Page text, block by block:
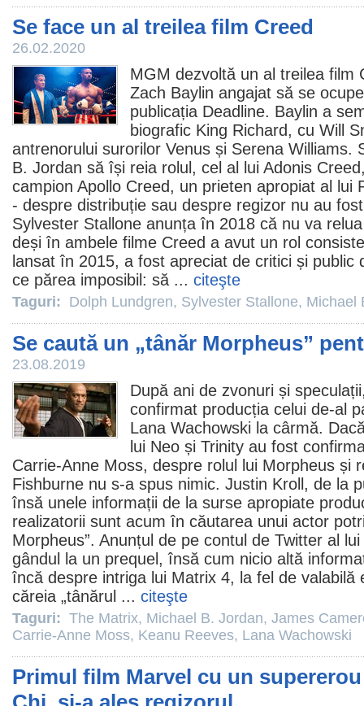
Se face un al treilea film Creed
26.02.2020
MGM dezvoltă un al treilea film
Zach Baylin angajat să se
publicația Deadline. Baylin a
biografic King Richard, cu Will
antrenorului surorilor Venus și Serena Williams.
B. Jordan să își reia rolul, cel al lui Adonis
campion Apollo Creed, un prieten apropiat al lui
- despre distribuție sau despre regizor nu au
Sylvester Stallone anunța în 2018 că nu va
deși în ambele filme Creed a avut un rol
lansat în 2015, a fost apreciat de critici și public
ce părea imposibil: să ... citeşte
Taguri: Dolph Lundgren, Sylvester Stallone, Michael
Se caută un „tânăr Morpheus”
23.08.2019
După ani de zvonuri și
confirmat producția celui de-al
Lana Wachowski la cârmă.
lui Neo și Trinity au fost
Carrie-Anne Moss, despre rolul lui Morpheus și
Fishburne nu s-a spus nimic. Justin Kroll, de la
însă unele informații de la surse apropiate
realizatorii sunt acum în căutarea unui actor
Morpheus”. Anunțul de pe contul de Twitter al
gândul la un prequel, însă cum nicio altă
încă despre intriga lui Matrix 4, la fel de valabilă
căreia „tânărul ... citeşte
Taguri: The Matrix, Michael B. Jordan, James
Carrie-Anne Moss, Keanu Reeves, Lana Wachowski
Primul film Marvel cu un